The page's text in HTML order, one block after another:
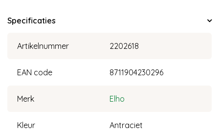
Specificaties
Artikelnummer 2202618
EAN code 8711904230296
Merk Elho
Kleur Antraciet